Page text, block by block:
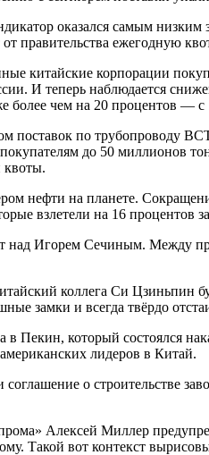
оказался самым
правительства ежегодную
китайские корпорации
И теперь наблюдается
более чем на 20 процентов —
поставок по трубопроводу
до 50 миллионов
квоты.
нефти на планете.
взлетели на 16
над Игорем Сечиным. Между
коллега Си Цзиньпин
замки и всегда твёрдо
в Пекин, который состоялся
лидеров в Китай.
о строительстве
Алексей Миллер
Такой вот контекст